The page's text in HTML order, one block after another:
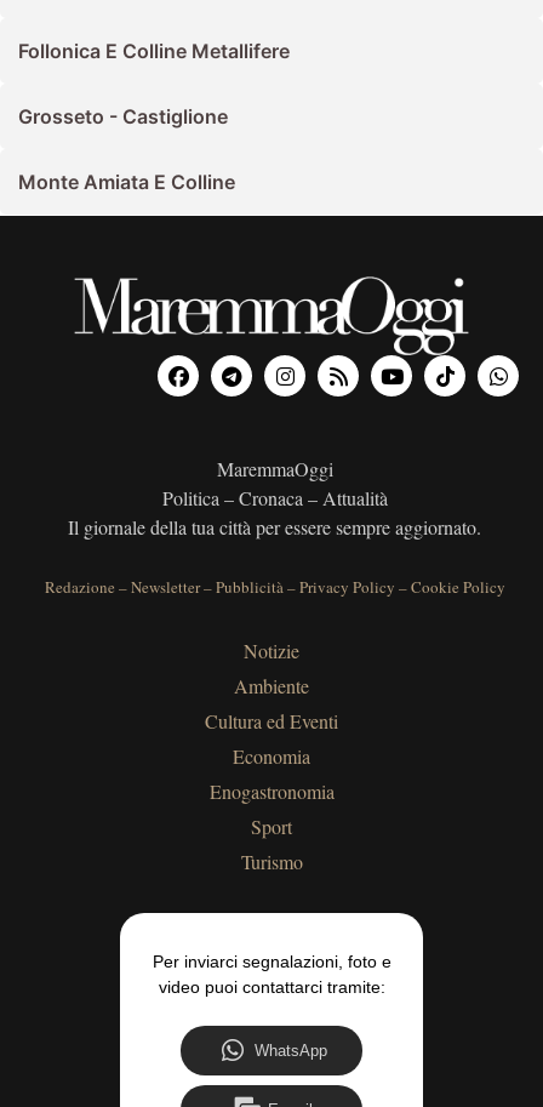
Follonica E Colline Metallifere
Grosseto - Castiglione
Monte Amiata E Colline
MaremmaOggi
Politica – Cronaca – Attualità
Il giornale della tua città per essere sempre aggiornato.
Redazione –Newsletter–Pubblicità–Privacy Policy –Cookie Policy
Notizie
Ambiente
Cultura ed Eventi
Economia
Enogastronomia
Sport
Turismo
Per inviarci segnalazioni, foto e
video puoi contattarci tramite:
WhatsApp